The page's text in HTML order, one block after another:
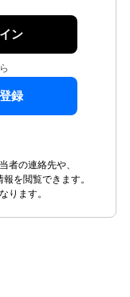
ン
録
者の連絡先や、
を閲覧できます。
ります。